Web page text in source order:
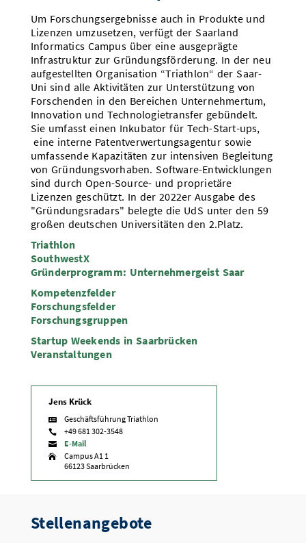
Um Forschungsergebnisse auch in Produkte und
Lizenzen umzusetzen, verfügt der Saarland
Informatics Campus über eine ausgeprägte
Infrastruktur zur Gründungsförderung. In der neu
aufgestellten Organisation “Triathlon“ der Saar-
Uni sind alle Aktivitäten zur Unterstützung von
Forschenden in den Bereichen Unternehmertum,
Innovation und Technologietransfer gebündelt.
Sie umfasst einen Inkubator für Tech-Start-ups,
eine interne Patentverwertungsagentur sowie
umfassende Kapazitäten zur intensiven Begleitung
von Gründungsvorhaben. Software-Entwicklungen
sind durch Open-Source- und proprietäre
Lizenzen geschützt. In der 2022er Ausgabe des
"Gründungsradars" belegte die UdS unter den 59
großen deutschen Universitäten den 2.Platz.
Triathlon
SouthwestX
Gründerprogramm: Unternehmergeist Saar
Kompetenzfelder
Forschungsfelder
Forschungsgruppen
Startup Weekends in Saarbrücken
Veranstaltungen
Jens Krück
 Geschäftsführung Triathlon
 +49 681 302-3548
 E-Mail

Campus A1 1
66123 Saarbrücken
Stellenangebote